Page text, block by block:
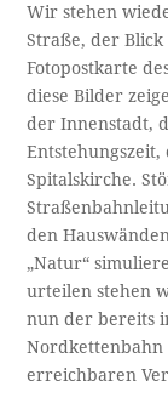
Wir stehen
Straße, der
Fotopostkarte
diese Bilder
der Innenstadt,
Spitalskirche.
den
„Natur“
urteilen stehen
nun der bereits
Nordkettenbahn
erreichbaren